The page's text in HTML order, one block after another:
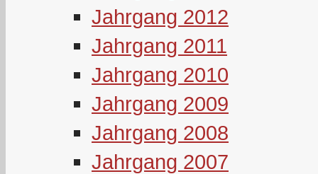
Jahrgang 2012
Jahrgang 2011
Jahrgang 2010
Jahrgang 2009
Jahrgang 2008
Jahrgang 2007